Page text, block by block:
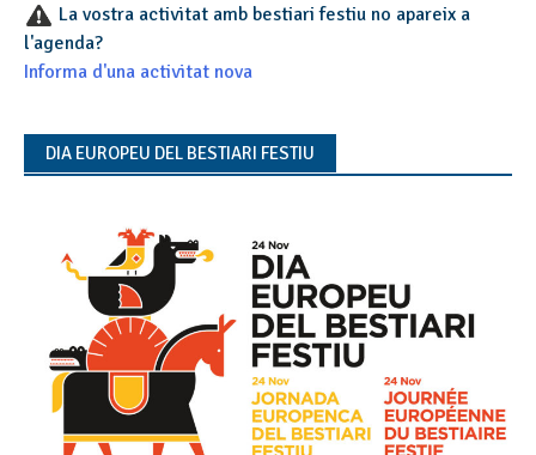
La vostra activitat amb bestiari festiu no apareix a
l'agenda?
Informa d'una activitat nova
DIA EUROPEU DEL BESTIARI FESTIU